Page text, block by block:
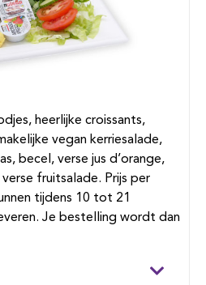
heerlijke croissants,
vegan kerriesalade,
becel, verse jus d’orange,
fruitsalade. Prijs per
tijdens 10 tot 21
Je bestelling wordt dan